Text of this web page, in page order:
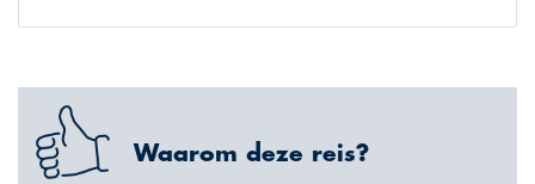
Waarom deze reis?